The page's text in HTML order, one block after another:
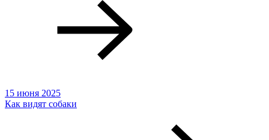
15 июня 2025
Как видят собаки